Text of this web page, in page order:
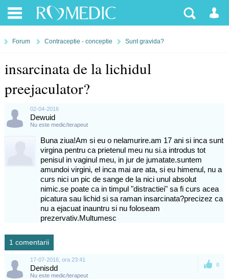
Forum Contraceptie - conceptie Sunt gravida?
insarcinata de la lichidul
preejaculator?
02-04-2016
Dewuid
Nu este medic/terapeut
Buna ziua!Am si eu o nelamurire.am 17 ani si inca sunt
virgina pentru ca prietenul meu nu si.a introdus tot
penisul in vaginul meu, in jur de jumatate.suntem
amundoi virgini, el inca mai are ata, si eu himenul, nu a
curs nici un pic de sange de la nici unul absolut
nimic.se poate ca in timpul "distractiei" sa fi curs acea
picatura sau lichid si sa raman insarcinata?precizez ca
nu a ejacuat inauntru si nu foloseam
prezervativ.Multumesc
1 comentarii
0
17-07-2016, ora 23:41
Denisdd
Nu este medic/terapeut